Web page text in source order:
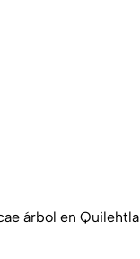
árbol en Quilehtla